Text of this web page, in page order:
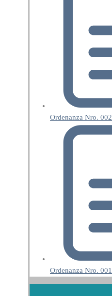
Ordenanza Nro. 002
Ordenanza Nro. 001